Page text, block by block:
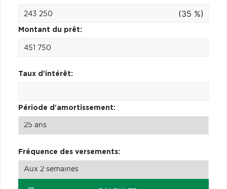
(35 %)
Montant du prêt:
Taux d'intérêt:
Période d'amortissement:
Fréquence des versements: